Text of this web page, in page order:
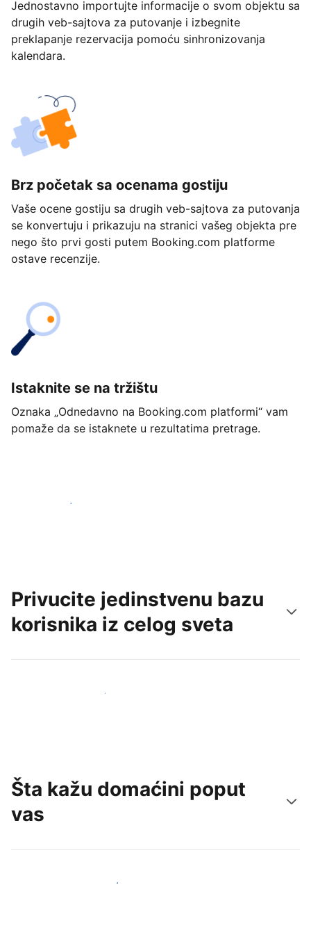
Jednostavno importujte informacije o svom objektu sa
drugih veb-sajtova za putovanje i izbegnite
preklapanje rezervacija pomoću sinhronizovanja
kalendara.
Brz početak sa ocenama gostiju
Vaše ocene gostiju sa drugih veb-sajtova za putovanja
se konvertuju i prikazuju na stranici vašeg objekta pre
nego što prvi gosti putem Booking.com platforme
ostave recenzije.
Istaknite se na tržištu
Oznaka „Odnedavno na Booking.com platformi“ vam
pomaže da se istaknete u rezultatima pretrage.
Počnite već danas
Privucite jedinstvenu bazu
korisnika iz celog sveta
Privucite nove goste već danas
Šta kažu domaćini poput
vas
Pridružite se domaćinima poput vas